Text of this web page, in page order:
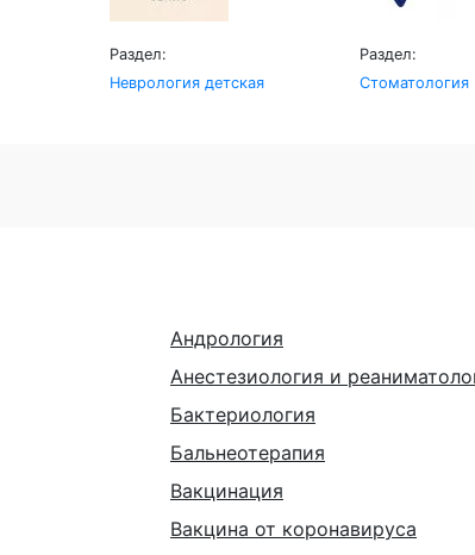
Раздел:
Неврология детская
Раздел:
Стоматология
Андрология
Анестезиология и
Бактериология
Бальнеотерапия
Вакцинация
Вакцина от коронавируса